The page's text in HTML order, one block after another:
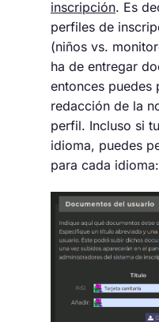
inscripción. Es
perfiles de
(niños vs.
ha de entregar
entonces puedes
redacción de la
perfil. Incluso si
idioma, puedes
para cada idioma: